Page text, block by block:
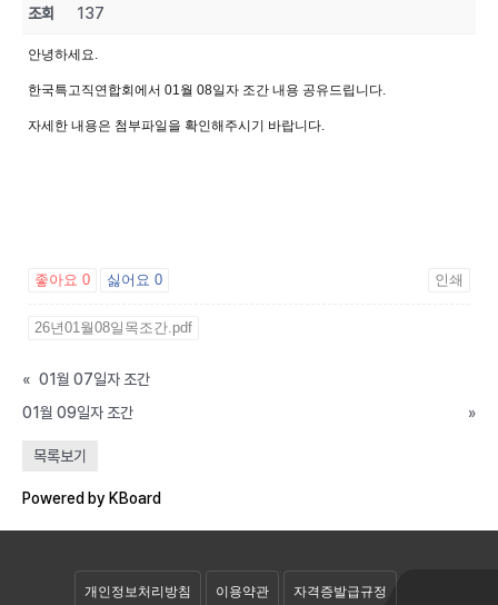
조회 137
안녕하세요.
한국특고직연합회에서 01월 08일자 조간 내용 공유드립니다.
자세한 내용은 첨부파일을 확인해주시기 바랍니다.
좋아요 0 싫어요 0 인쇄
26년01월08일목조간.pdf
« 01월 07일자 조간
01월 09일자 조간
»
목록보기
Powered by KBoard
개인정보처리방침 이용약관 자격증발급규정